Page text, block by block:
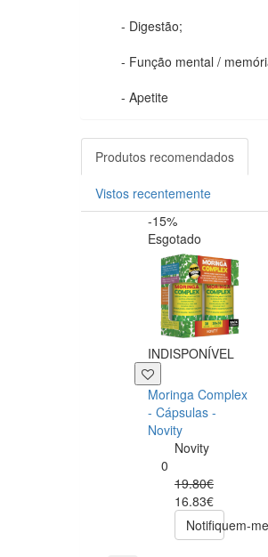
- Digestão;
- Função mental /
- Apetite
Produtos recomendados
Vistos recentemente
-15%
Esgotado
INDISPONÍVEL
Moringa Complex
- Cápsulas -
Novity
Novity
0
19.80€
16.83€
Notifiquem-me